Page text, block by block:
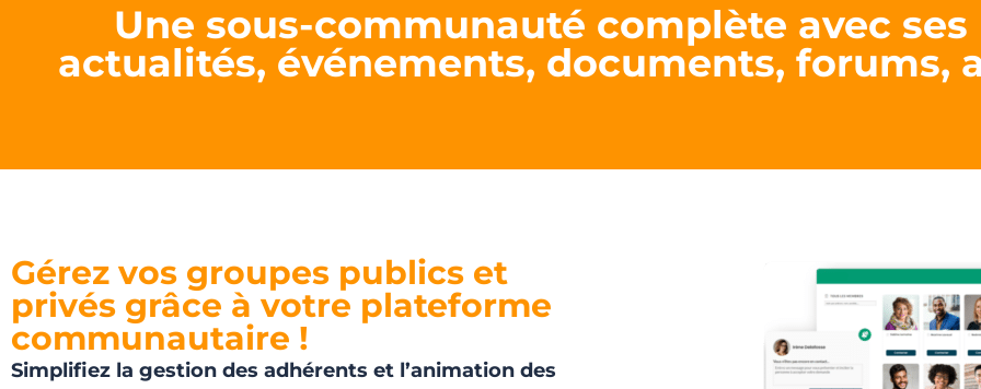
Une sous-communauté complète avec
actualités, événements, documents, forums,
Gérez vos groupes publics et
privés grâce à votre plateforme
communautaire !
Simplifiez la gestion des adhérents et l’animation des